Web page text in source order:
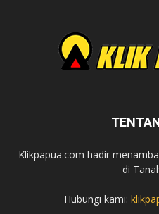
Klikpapua.com hadir
di
Hubungi kami: